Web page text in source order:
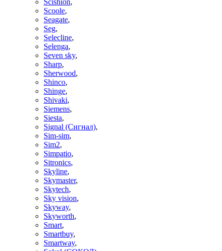
Scoole,
Seagate,
Seg,
Selecline,
Selenga,
Seven sky,
Sharp,
Sherwood,
Shinco,
Shinge,
Shivaki,
Siemens,
Siesta,
Signal (Сигнал),
Sim-sim,
Sim2,
Simpatio,
Sitronics,
Skyline,
Skymaster,
Skytech,
Sky vision,
Skyway,
Skyworth,
Smart,
Smartbuy,
Smartway,